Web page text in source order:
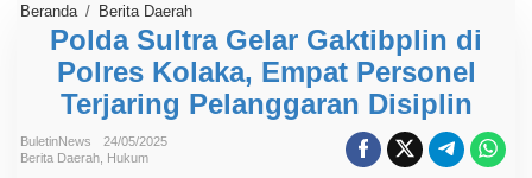
Beranda / Berita Daerah
l
d
a
S
u
Polda Sultra Gelar Gaktibplin di
Polres Kolaka, Empat Personel
Terjaring Pelanggaran Disiplin
BuletinNews
24/05/2025
Berita Daerah Hukum